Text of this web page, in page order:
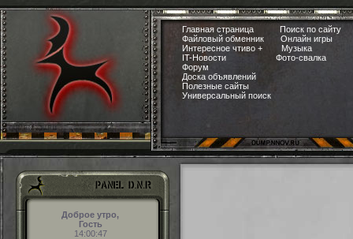
Главная страница
Поиск по сайту
Файловый обменник
Онлайн игры
Интересное чтиво +
Музыка
IT-Новости
Фото-свалка
Форум
Доска объявлений
Полезные сайты
Универсальный поиск
Доброе утро,
Гость
14:00:48